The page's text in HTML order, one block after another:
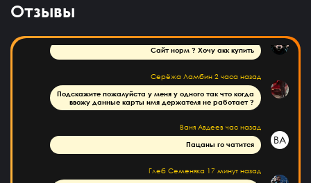
Отзывы
Сайт норм ? Хочу акк купить
Серёжа Ламбин 2 часа назад
Подскажите пожалуйста у меня у одного так что когда
ввожу данные карты имя держателя не работает ?
ВА
Ваня Авдеев час назад
Пацаны го чатится
Глеб Семеняка 17 минут назад